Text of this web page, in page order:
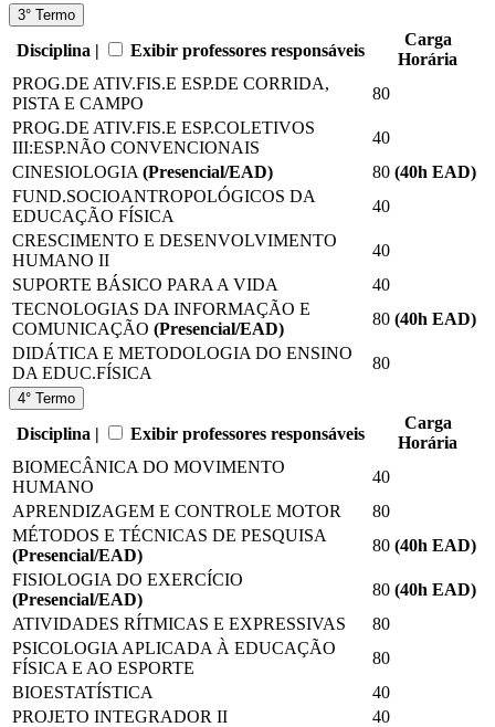
3° Termo
Disciplina | Exibir professores responsáveis
Carga
Horária
PROG.DE ATIV.FIS.E ESP.DE CORRIDA,
PISTA E CAMPO
80
PROG.DE ATIV.FIS.E ESP.COLETIVOS
III:ESP.NÃO CONVENCIONAIS
40
CINESIOLOGIA (Presencial/EAD) 80 (40h EAD)
FUND.SOCIOANTROPOLÓGICOS DA
EDUCAÇÃO FÍSICA
40
CRESCIMENTO E DESENVOLVIMENTO
HUMANO II
40
SUPORTE BÁSICO PARA A VIDA
40
TECNOLOGIAS DA INFORMAÇÃO E
COMUNICAÇÃO (Presencial/EAD)
80 (40h EAD)
DIDÁTICA E METODOLOGIA DO ENSINO
DA EDUC.FÍSICA
80
4° Termo
Disciplina | Exibir professores responsáveis
Carga
Horária
BIOMECÂNICA DO MOVIMENTO
HUMANO
40
APRENDIZAGEM E CONTROLE MOTOR
80
MÉTODOS E TÉCNICAS DE PESQUISA
(Presencial/EAD)
80 (40h EAD)
FISIOLOGIA DO EXERCÍCIO
(Presencial/EAD)
80 (40h EAD)
ATIVIDADES RÍTMICAS E EXPRESSIVAS
80
PSICOLOGIA APLICADA À EDUCAÇÃO
FÍSICA E AO ESPORTE
80
BIOESTATÍSTICA
40
PROJETO INTEGRADOR II
40